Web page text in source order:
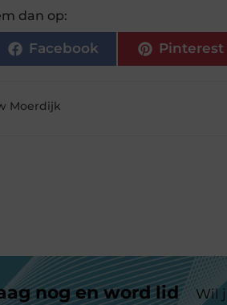
dan op:
Facebook Pinterest
Moerdijk
nog en word lid
Wil